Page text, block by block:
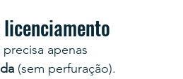
apenas
(sem perfuração).